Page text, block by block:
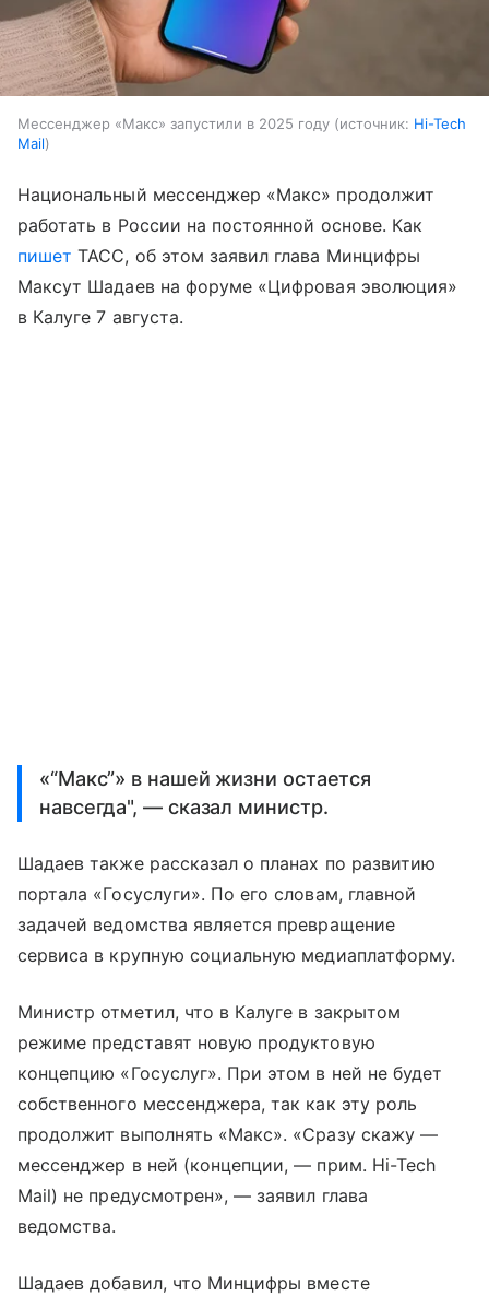
Мессенджер «Макс» запустили в 2025 году источник: Hi-Tech
Mail
Национальный мессенджер «Макс» продолжит
работать в России на постоянной основе. Как
пишет ТАСС, об этом заявил глава Минцифры
Максут Шадаев на форуме «Цифровая эволюция»
в Калуге 7 августа.
«“Макс”» в нашей жизни остается
навсегда", — сказал министр.
Шадаев также рассказал о планах по развитию
портала «Госуслуги». По его словам, главной
задачей ведомства является превращение
сервиса в крупную социальную медиаплатформу.
Министр отметил, что в Калуге в закрытом
режиме представят новую продуктовую
концепцию «Госуслуг». При этом в ней не будет
собственного мессенджера, так как эту роль
продолжит выполнять «Макс». «Сразу скажу —
мессенджер в ней (концепции, — прим. Hi-Tech
Mail) не предусмотрен», — заявил глава
ведомства.
Шадаев добавил, что Минцифры вместе